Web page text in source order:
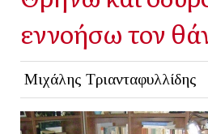
εννοήσω τον
Μιχάλης Τριανταφυλλίδης